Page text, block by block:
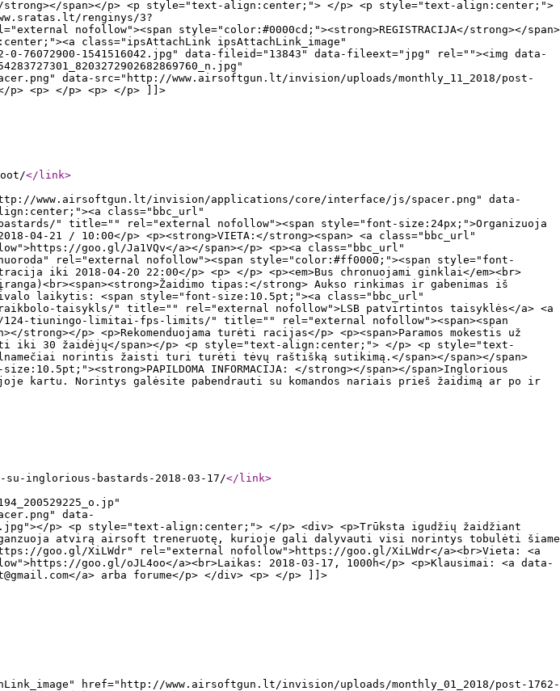
strong></span></p> <p style="text-align:center;"> </p> <p style="text-align:center;">
renginys/3?
rel="external nofollow"><span style="color:#0000cd;"><strong>REGISTRACIJA</strong></span>
class="ipsAttachLink ipsAttachLink_image"
76072900-1541516042.jpg" data-fileid="13843" data-fileext="jpg" rel=""><img data-
data-src="http://www.airsoftgun.lt/invision/uploads/monthly_11_2018/post-
p> <p> </p> <p> </p> ]]>
</link>
www.airsoftgun.lt/invision/applications/core/interface/js/spacer.png" data-
class="bbc_url"
" title="" rel="external nofollow"><span style="font-size:24px;">Organizuoja
04-21 / 10:00</p> <p><strong>VIETA:</strong><span> <a class="bbc_url"
goo.gl/Ja1VQv</a></span></p> <p><a class="bbc_url"
nuoroda" rel="external nofollow"><span style="color:#ff0000;"><span style="font-
iki 2018-04-20 22:00</p> <p> </p> <p><em>Bus chronuojami ginklai</em><br>
tipas:</strong> Aukso rinkimas ir gabenimas iš
laikytis: <span style="font-size:10.5pt;"><a class="bbc_url"
taisykls/" title="" rel="external nofollow">LSB patvirtintos taisyklės</a> <a
tiuningo-limitai-fps-limits/" title="" rel="external nofollow"><span><span
p> <p>Rekomenduojama turėti racijas</p> <p><span>Paramos mokestis už
iki 30 žaidėjų</span></p> <p style="text-align:center;"> </p> <p style="text-
norintis žaisti turi turėti tėvų raštišką sutikimą.</span></span></span>
INFORMACIJA: </strong></span></span>Inglorious
kartu. Norintys galėsite pabendrauti su komandos nariais prieš žaidimą ar po ir
inglorious-bastards-2018-03-17/</link>
data-
p> <p style="text-align:center;"> </p> <div> <p>Trūksta igudžių žaidžiant
atvirą airsoft treneruotę, kurioje gali dalyvauti visi norintys tobulėti šiame
goo.gl/XiLWdr" rel="external nofollow">https://goo.gl/XiLWdr</a><br>Vieta: <a
goo.gl/oJL4oo</a><br>Laikas: 2018-03-17, 1000h</p> <p>Klausimai: <a data-
a> arba forume</p> </div> <p> </p> ]]>
<p style="color:rgb(40,40,40);font-family:helvetica, arial, sans-serif;"><span style="font-family:Arial;color:rgb(0,0,0);background-color:transparent;font-style:italic;">1000vnt.šovinių,</span></p> <p style="color:rgb(40,40,40);font-family:helvetica, arial, sans-serif;"><span style="font-family:Arial;color:rgb(0,0,0);background-color:transparent;font-style:italic;">veido apsauga, </span></p> <p style="color:rgb(40,40,40);font-family:helvetica, arial, sans-serif;"><span style="font-family:Arial;color:rgb(0,0,0);background-color:transparent;font-style:italic;">medžiaginė kaukė,</span></p> <p style="color:rgb(40,40,40);font-family:helvetica, arial, sans-serif;"><span style="font-family:Arial;color:rgb(0,0,0);background-color:transparent;font-style:italic;">rūbai(švarkas su kišenėmis bei kelnės iš maskuojamos medžiagos)</span></p> <p style="color:rgb(40,40,40);font-family:helvetica, arial, sans-serif;"><span style="font-family:Arial;color:rgb(0,0,0);background-color:transparent;font-style:italic;">pirštinės,</span></p> <p style="color:rgb(40,40,40);font-family:helvetica, arial, sans-serif;"><span style="font-family:Arial;color:rgb(0,0,0);background-color:transparent;font-style:italic;">raudona automobilinė liemenė (nuėjimui i iki "atgijimo" zonos),</span></p> <p style="color:rgb(40,40,40);font-family:helvetica, arial, sans-serif;"><span style="background-color:transparent;color:rgb(0,0,0);font-family:Arial;font-size:12px;font-style:italic;">(apsirenkite patogiais sportinais rūbais, kad galėtumete ant viršaus užsivilkti nuominius rūbus, pasirupinkite patogiais batais)</span></p> <p style="color:rgb(40,40,40);font-family:helvetica, arial, sans-serif;"> </p> <p><b>Renginys tik pilnamečiams dalyviams!</b></p> <p style="color:rgb(40,40,40);font-family:helvetica, arial, sans-serif;"> </p> <p style="color:rgb(40,40,40);font-family:helvetica, arial, sans-serif;"><span style="color:rgb(128,0,0);"><span style="font-size:18px;"><strong>PUSIŲ APRAŠYMAS, LEGENDA BEI VIEŠASIS SCENARIJUS RUOŠIAMAS</strong></span></span></p> <p style="color:rgb(40,40,40);font-family:helvetica, arial, sans-serif;"> </p> <p style="color:rgb(40,40,40);font-family:helvetica, arial, sans-serif;"> </p> <p style="color:rgb(40,40,40);font-family:helvetica, arial, sans-serif;text-align:center;"><a class="bbc_url" href="http://www.airsoftgun.lt/invision/index.php?/topic/478-lietuvos-straikbolo-taisykls/" title="" rel="external nofollow"><strong>LSB patvirtintos taisyklės</strong></a></p> <p style="color:rgb(40,40,40);font-family:helvetica, arial, sans-serif;text-align:center;"> </p> <p style="color:rgb(40,40,40);font-family:helvetica, arial, sans-serif;text-align:center;"><a class="bbc_url" href="http://www.airsoftgun.lt/invision/index.php?/topic/124-tiuningo-limitai-fps-limits/" title="" rel="external nofollow"><strong>Tiuningo limitai</strong></a></p> <p style="color:rgb(40,40,40);font-family:helvetica, arial, sans-serif;text-align:center;"> </p> <p style="color:rgb(40,40,40);font-family:helvetica, arial, sans-serif;text-align:center;"><b>REGISTRACIJA e-paštu laimis.balu@gmail.com</b></p> <p style="color:rgb(40,40,40);font-family:helvetica, arial, sans-serif;text-align:center;"> </p> <p style="color:rgb(40,40,40);font-family:helvetica, arial, sans-serif;text-align:center;">Laiške nurodoma:</p> <p style="color:rgb(40,40,40);font-family:helvetica, arial, sans-serif;text-align:center;">vardas, pavardė, slapyvardį (jei turime), gimimo metus, komandos pavadinimą (jei turime), ginklo galingumą, telefono numerį. </p> <p style="color:rgb(40,40,40);font-family:helvetica, arial, sans-serif;text-align:center;"> </p> <p style="color:rgb(40,40,40);font-family:helvetica, arial, sans-serif;text-align:center;">Jei esate nuomininkas - nurodote vardą, pavardę, gimimo datą, telefono numerį.</p> <p style="color:rgb(40,40,40);font-family:helvetica, arial, sans-serif;text-align:center;"> </p> <p style="color:rgb(40,40,40);font-family:helvetica, arial, sans-serif;text-align:center;"><strong><span style="color:rgb(204,0,0);"><span style="font-size:9pt;">REGISTRACIJA IKI 2018 02 12 – 14:00 val.</span></span></strong></p> <p style="color:rgb(40,40,40);font-family:helvetica, arial, sans-serif;text-align:center;"><strong><span style="color:rgb(204,0,0);"><span style="font-size:9pt;">APMOKĖJIMAS IKI 2018 02 12 – 18:00 val.</span></span></strong></p> <p style="color:rgb(40,40,40);font-family:helvetica, arial, sans-serif;text-align:center;"> </p> <p style="color:rgb(40,40,40);font-family:helvetica, arial, sans-serif;text-align:center;"><em>Iškilusiems klausimams kreiptis: el. paštu laimis.balu@gmail.com arba tel. 8653aštuoni78aštuoni9</em></p> <p style="color:rgb(40,40,40);font-family:helvetica, arial, sans-serif;text-align:center;"><em><span style="color:rgb(204,65,37);">Už saugumą atsakomybę prisiima visi pilnamečiai žaidėjai.</span></em></p> <p style="color:rgb(40,40,40);font-family:helvetica, arial, sans-serif;text-align:center;"> </p> <p style="color:rgb(40,40,40);font-family:helvetica, arial, sans-serif;text-align:center;"><span style="font-size:10.5pt;"><span style="color:rgb(0,0,0);">Renginio įgyvendinimui laukiame mažiausiai 40 dalyviu.</span></span></p> <p style="color:rgb(40,40,40);font-family:helvetica, arial, sans-serif;text-align:center;"> </p> <p style="color:rgb(40,40,40);font-family:helvetica, arial, sans-serif;text-align:center;"> </p>